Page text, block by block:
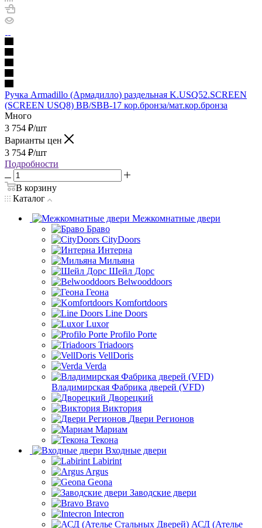
Ручка Armadillo (Армадилло) раздельная K.USQ52.SCREEN
(SCREEN USQ8) BB/SBB-17 кор.бронза/мат.кор.бронза
Много
3 754 ₽/шт
Варианты цен
3 754 ₽/шт
Подробности
В корзину
Каталог
Межкомнатные двери
Браво
CityDoors
Интерна
Мильяна
Шейл Дорс
Belwooddoors
Геона
Komfortdoors
Line Doors
Luxor
Profilo Porte
Triadoors
VellDoris
Verda
Владимирская Фабрика дверей (VFD)
Дворецкий
Виктория
Двери Регионов
Мариам
Текона
Входные двери
Labirint
Argus
Geona
Заводские двери
Bravo
Intecron
АСД (Ателье